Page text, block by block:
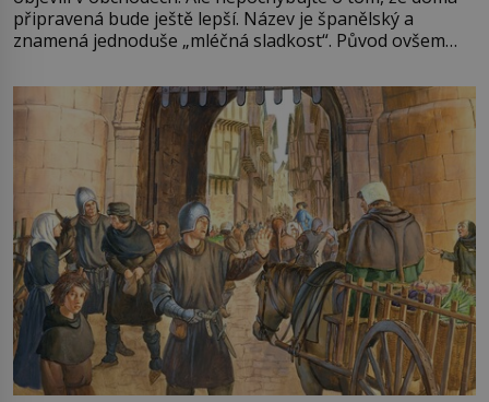
připravená bude ještě lepší. Název je španělský a
znamená jednoduše „mléčná sladkost“. Původ ovšem
pře hned několik latinskoamerických zemí a k tomu
Francie, kde se traduje,